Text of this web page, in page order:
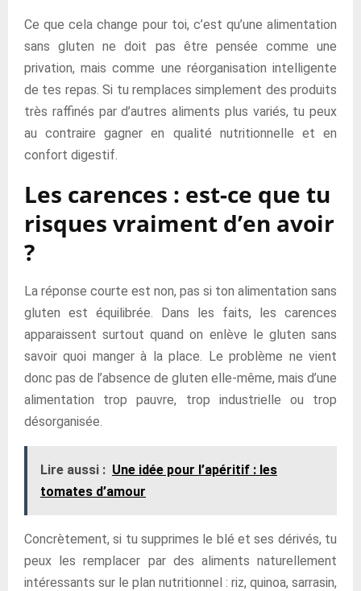
Ce que cela change pour toi, c’est qu’une alimentation
sans gluten ne doit pas être pensée comme une
privation, mais comme une réorganisation intelligente
de tes repas. Si tu remplaces simplement des produits
très raffinés par d’autres aliments plus variés, tu peux
au contraire gagner en qualité nutritionnelle et en
confort digestif.
Les carences : est-ce que tu
risques vraiment d’en avoir
?
La réponse courte est non, pas si ton alimentation sans
gluten est équilibrée. Dans les faits, les carences
apparaissent surtout quand on enlève le gluten sans
savoir quoi manger à la place. Le problème ne vient
donc pas de l’absence de gluten elle-même, mais d’une
alimentation trop pauvre, trop industrielle ou trop
désorganisée.
Lire aussi : Une idée pour l’apéritif : les
tomates d’amour
Concrètement, si tu supprimes le blé et ses dérivés, tu
peux les remplacer par des aliments naturellement
intéressants sur le plan nutritionnel : riz, quinoa, sarrasin,